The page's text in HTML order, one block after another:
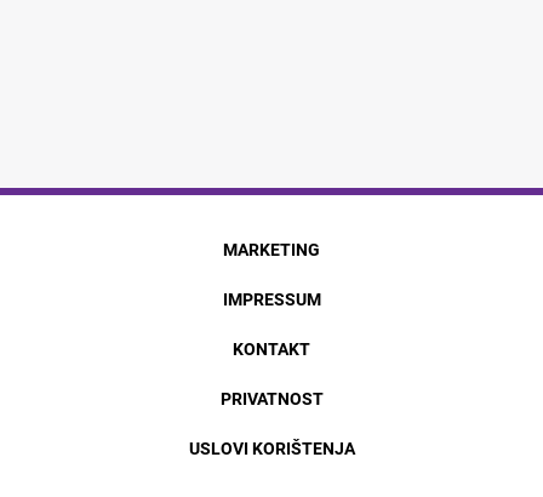
MARKETING
IMPRESSUM
KONTAKT
PRIVATNOST
USLOVI KORIŠTENJA